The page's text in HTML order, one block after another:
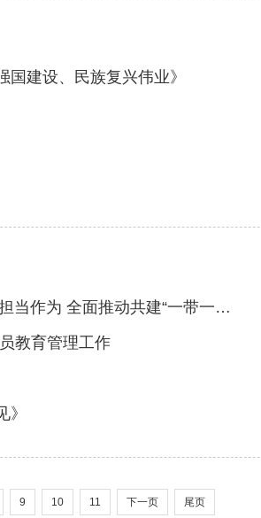
建设、民族复兴伟业》
面推动共建“一带一路”高质量发展
教育管理工作
9 10 11 下一页 尾页